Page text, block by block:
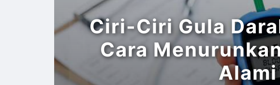
Ciri-Ciri Gula
Cara
Alami